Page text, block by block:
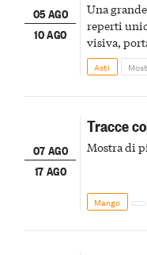
05 AGO
10 AGO
Una
reperti
visiva,
della scena
Asti
07 AGO
17 AGO
Tracce
Mostra di
Mango